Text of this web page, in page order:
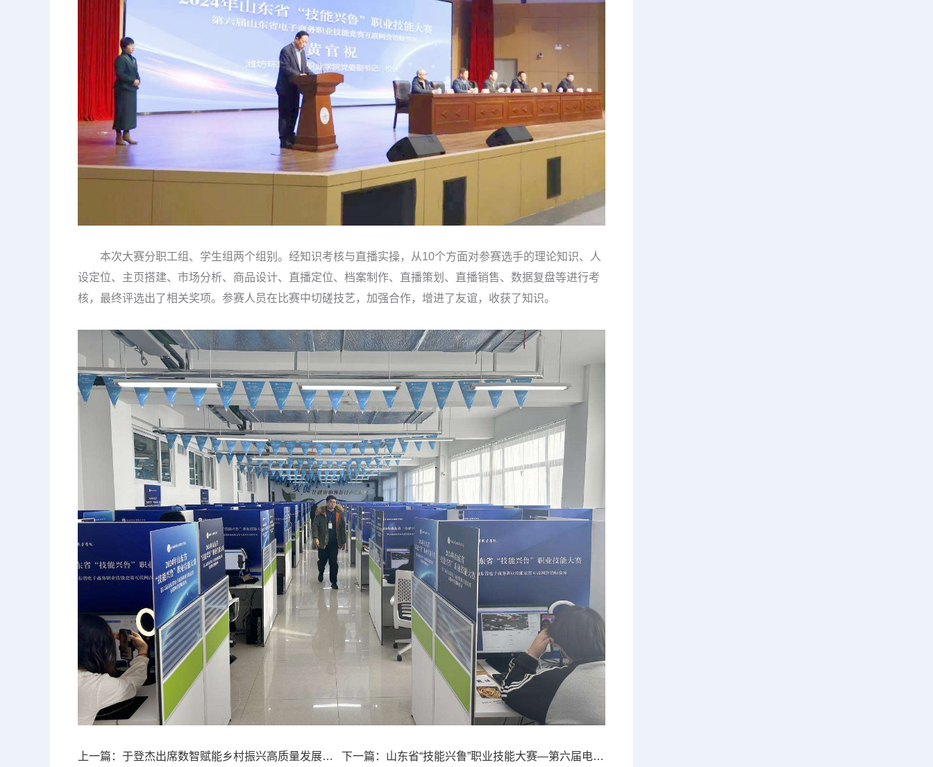
本次大赛分职工组、学生组两个组别。经知识考核与直播实操，从10个方面对参赛选手的理论知识、人
设定位、主页搭建、市场分析、商品设计、直播定位、档案制作、直播策划、直播销售、数据复盘等进行考
核，最终评选出了相关奖项。参赛人员在比赛中切磋技艺，加强合作，增进了友谊，收获了知识。
上一篇：于登杰出席数智赋能乡村振兴高质量发展论坛 下一篇：山东省“技能兴鲁”职业技能大赛—第六届电子商务职业技能竞赛跨境电子商务师赛项决赛圆满举办